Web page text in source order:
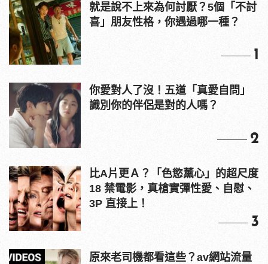
就是說不上來為何討厭？5個「不討
喜」朋友性格，你遇過哪一種？
1
你愛對人了沒！五道「真愛自問」
識別你的伴侶是對的人嗎？
2
比A片更Ａ？「色慾薰心」的超尺度
18 禁電影，真槍實彈性愛、自慰、
3P 直接上！
3
原來老司機都看這些？av網站流量